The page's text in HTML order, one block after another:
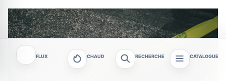
FLUX CHAUD RECHERCHE CATALOGUE